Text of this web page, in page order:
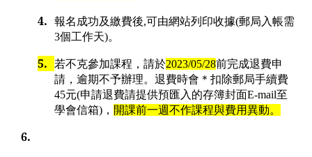
4. 報名成功及繳費後,可由網站列印收據(郵局入帳需
3個工作天)。
5. 若不克參加課程，請於2023/05/28前完成退費申
請，逾期不予辦理。退費時會＊扣除郵局手續費
45元(申請退費請提供預匯入的存簿封面E-mail至
學會信箱) ， 開課前一週不作課程與費用異動。
6.